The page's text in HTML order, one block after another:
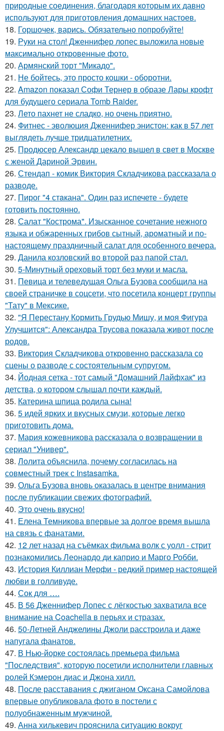
природные соединения, благодаря которым их давно
используют для приготовления домашних настоев.
18. Горшочек, варись. Обязательно попробуйте!
19. Руки на стол! Дженнифер лопес выложила новые
максимально откровенные фото.
20. Армянский торт "Микадо".
21. Не бойтесь, это просто кошки - оборотни.
22. Amazon показал Софи Тернер в образе Лары крофт
для будущего сериала Tomb Raider.
23. Лето пахнет не сладко, но очень приятно.
24. Фитнес - эволюция Дженнифер энистон: как в 57 лет
выглядеть лучше тридцатилетних.
25. Продюсер Александр цекало вышел в свет в Москве
с женой Дариной Эрвин.
26. Стендап - комик Виктория Складчикова рассказала о
разводе.
27. Пирог "4 стaкана". Один раз испечете - будете
готовить постоянно.
28. Салат "Кострома". Изысканное сочетание нежного
языка и обжаренных грибов сытный, ароматный и по-
настоящему праздничный салат для особенного вечера.
29. Данила козловский во второй раз папой стал.
30. 5-Минутный ореховый торт без муки и масла.
31. Певица и телеведущая Ольга Бузова сообщила на
своей страничке в соцсети, что посетила концерт группы
"Тату" в Мексике.
32. "Я Перестану Кормить Грудью Мишу, и моя Фигура
Улучшится": Александра Трусова показала живот после
родов.
33. Виктория Складчикова откровенно рассказала со
сцены о разводе с состоятельным супругом.
34. Йодная сетка - тот самый "Домашний Лайфхак" из
детства, о котором слышал почти каждый.
35. Катерина шпица родила сына!
36. 5 идей ярких и вкусных смузи, которые легко
приготовить дома.
37. Мария кожевникова рассказала о возвращении в
сериал "Универ".
38. Лолита объяснила, почему согласилась на
совместный трек с Instasamka.
39. Ольга Бузова вновь оказалась в центре внимания
после публикации свежих фотографий.
40. Это очень вкусно!
41. Елена Темникова впервые за долгое время вышла
на связь с фанатами.
42. 12 лет назад на съёмках фильма волк с уолл - стрит
познакомились Леонардо ди каприо и Марго Робби.
43. История Киллиан Мерфи - редкий пример настоящей
любви в голливуде.
44. Сок для ….
45. В 56 Дженнифер Лопес с лёгкостью захватила все
внимание на Coachella в перьях и стразах.
46. 50-Летней Анджелины Джоли расстроила и даже
напугала фанатов.
47. В Нью-йорке состоялась премьера фильма
"Последствия", которую посетили исполнители главных
ролей Кэмерон диас и Джона хилл.
48. После расставания с джиганом Оксана Самойлова
впервые опубликовала фото в постели с
полуобнаженным мужчиной.
49. Анна хилькевич прояснила ситуацию вокруг